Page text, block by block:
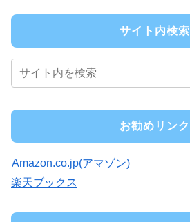
サイト内検索
お勧めリンク
Amazon.co.jp(アマゾン)
楽天ブックス